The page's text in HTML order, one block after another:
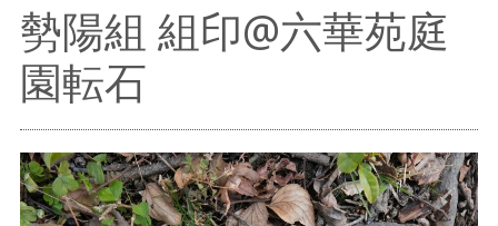
勢陽組 組印@六華苑庭
園転石